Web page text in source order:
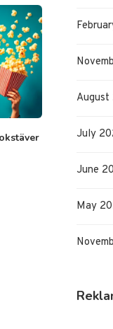
Vilka
August
July
June
May